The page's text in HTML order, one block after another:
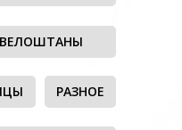
ВЕЛОШТАНЫ
РАЗНОЕ